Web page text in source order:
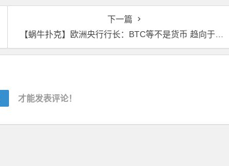
下一篇
【蜗牛扑克】欧洲央行行长：BTC等不是货币 趋向于将它们视为投机性资产
才能发表评论！